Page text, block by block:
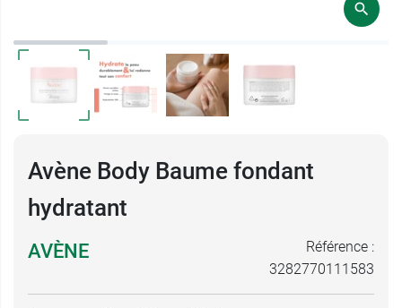
Avène Body Baume fondant
hydratant
AVÈNE
Référence :
3282770111583